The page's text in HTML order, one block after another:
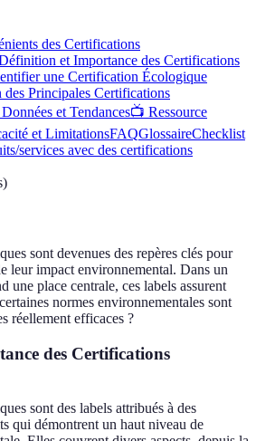
des Certifications
et Importance des Certifications
une Certification Écologique
des Principales Certifications
et Tendances📺 Ressource
et LimitationsFAQGlossaireChecklist
services avec des certifications
)
sont devenues des repères clés pour
leur impact environnemental. Dans un
une place centrale, ces labels assurent
normes environnementales sont
réellement efficaces ?
des Certifications
sont des labels attribués à des
qui démontrent un haut niveau de